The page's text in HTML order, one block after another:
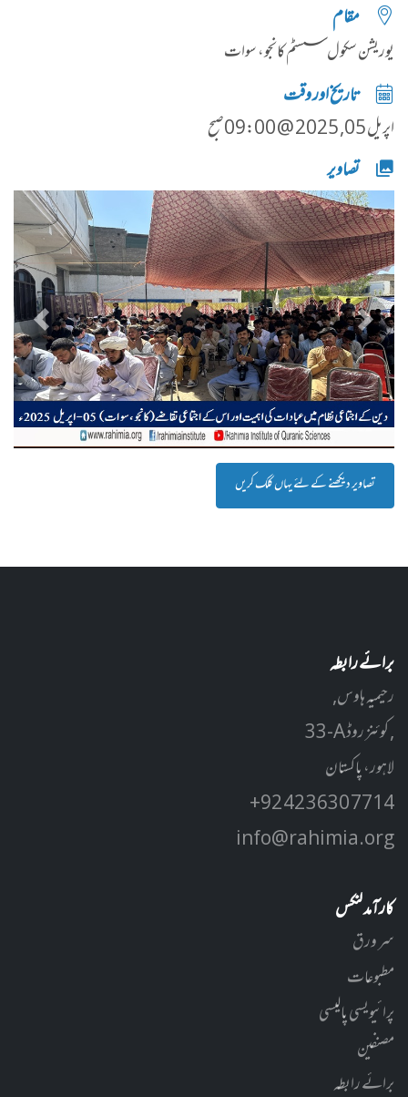
مقام
یوریشن سکول سسٹم کانجو، سوات
تاریخ اور وقت
اپریل 05, 2025 @ 09:00صبح
تصاویر
پچھلا اگلا
تصاویر دیکھنے کے لئے یہاں کلک کریں
برائے رابطہ
رحیمیہ ہاوس,
33-A کوئنز روڈ ,
لاہور، پاکستان
+92 42 3630 7714
info@rahimia.org
کارآمد لنکس
سر ورق
مطبوعات
پرائیویسی پالیسی
مصنفین
برائے رابطہ